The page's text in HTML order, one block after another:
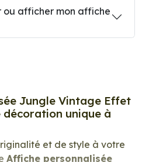
ou afficher mon affiche
Jungle Vintage Effet
décoration unique à
et de style à votre
Affiche personnalisée